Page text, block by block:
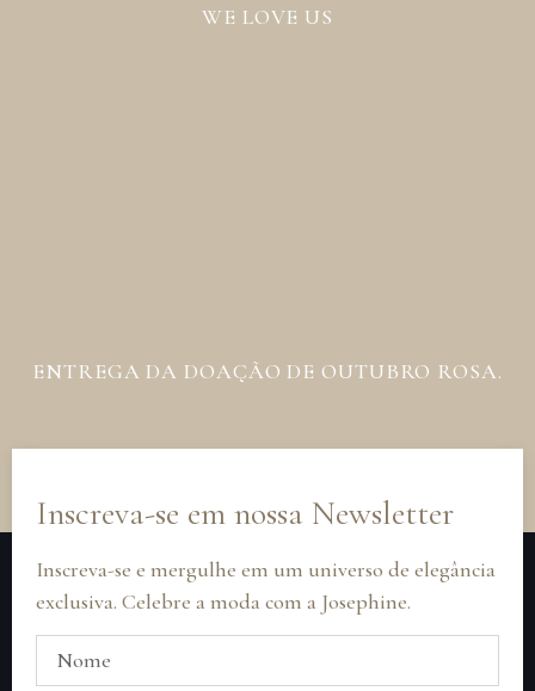
WE LOVE US
ENTREGA DA DOAÇÃO DE OUTUBRO ROSA.
Inscreva-se em nossa Newsletter
Inscreva-se e mergulhe em um universo de elegância
exclusiva. Celebre a moda com a Josephine.